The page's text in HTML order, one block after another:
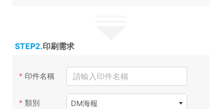
STEP2.印刷需求
* 印件名稱
* 類別 DM海報